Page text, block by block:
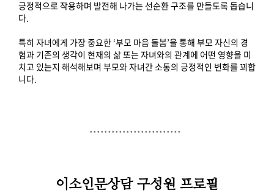
긍정적으로 작용하며 발전해 나가는 선순환 구조를 만들도록 돕습니
다.
특히 자녀에게 가장 중요한 ‘부모 마음 돌봄’을 통해 부모 자신의 경
험과 기존의 생각이 현재의 삶 또는 자녀와의 관계에 어떤 영향을 미
치고 있는지 해석해보며 부모와 자녀간 소통의 긍정적인 변화를 꾀합
니다.
.........................
이소인문상담 구성원 프로필